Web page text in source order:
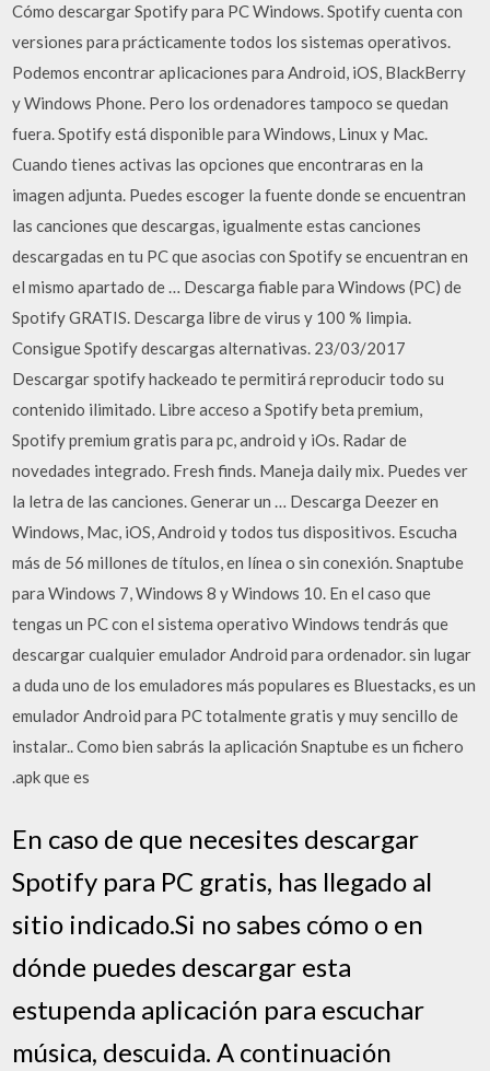
Cómo descargar Spotify para PC Windows. Spotify cuenta con
versiones para prácticamente todos los sistemas operativos.
Podemos encontrar aplicaciones para Android, iOS, BlackBerry
y Windows Phone. Pero los ordenadores tampoco se quedan
fuera. Spotify está disponible para Windows, Linux y Mac.
Cuando tienes activas las opciones que encontraras en la
imagen adjunta. Puedes escoger la fuente donde se encuentran
las canciones que descargas, igualmente estas canciones
descargadas en tu PC que asocias con Spotify se encuentran en
el mismo apartado de … Descarga fiable para Windows (PC) de
Spotify GRATIS. Descarga libre de virus y 100 % limpia.
Consigue Spotify descargas alternativas. 23/03/2017
Descargar spotify hackeado te permitirá reproducir todo su
contenido ilimitado. Libre acceso a Spotify beta premium,
Spotify premium gratis para pc, android y iOs. Radar de
novedades integrado. Fresh finds. Maneja daily mix. Puedes ver
la letra de las canciones. Generar un … Descarga Deezer en
Windows, Mac, iOS, Android y todos tus dispositivos. Escucha
más de 56 millones de títulos, en línea o sin conexión. Snaptube
para Windows 7, Windows 8 y Windows 10. En el caso que
tengas un PC con el sistema operativo Windows tendrás que
descargar cualquier emulador Android para ordenador. sin lugar
a duda uno de los emuladores más populares es Bluestacks, es un
emulador Android para PC totalmente gratis y muy sencillo de
instalar.. Como bien sabrás la aplicación Snaptube es un fichero
.apk que es
En caso de que necesites descargar
Spotify para PC gratis, has llegado al
sitio indicado.Si no sabes cómo o en
dónde puedes descargar esta
estupenda aplicación para escuchar
música, descuida. A continuación